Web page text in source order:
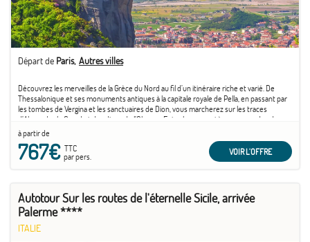
Départ de Paris Autres villes
Découvrez les merveilles de la Grèce du Nord au fil d’un itinéraire riche et varié. De
Thessalonique et ses monuments antiques à la capitale royale de Pella, en passant par
les tombes de Vergina et les sanctuaires de Dion, vous marcherez sur les traces
d’Alexandre le Grand et des dieux de l’Olympe. Entre les monastères suspendus des
Météores, les villages traditionnels d’Épire, les lacs préservés de Prespes et la cité
lacustre de Kastoria, ce voyage allie histoire, spiritualité et paysages grandioses.
à partir de
767€TTC
par pers.
VOIR L'OFFRE
Autotour Sur les routes de l'éternelle Sicile, arrivée
Palerme ****
ITALIE